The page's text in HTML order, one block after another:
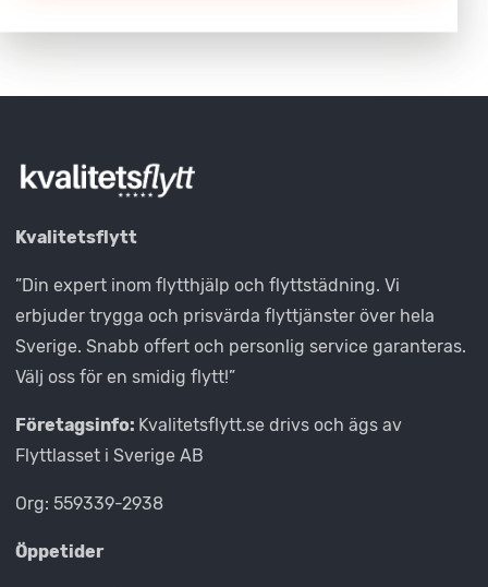
Kvalitetsflytt
”Din expert inom flytthjälp och flyttstädning. Vi
erbjuder trygga och prisvärda flyttjänster över hela
Sverige. Snabb offert och personlig service garanteras.
Välj oss för en smidig flytt!”
Företagsinfo: Kvalitetsflytt.se drivs och ägs av
Flyttlasset i Sverige AB
Org: 559339-2938
Öppetider